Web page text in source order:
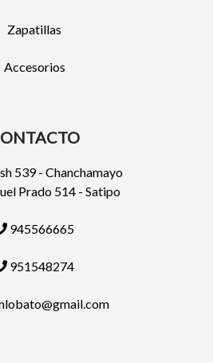
Zapatillas
Accesorios
539 - Chanchamayo
Prado 514 - Satipo
945566665
951548274